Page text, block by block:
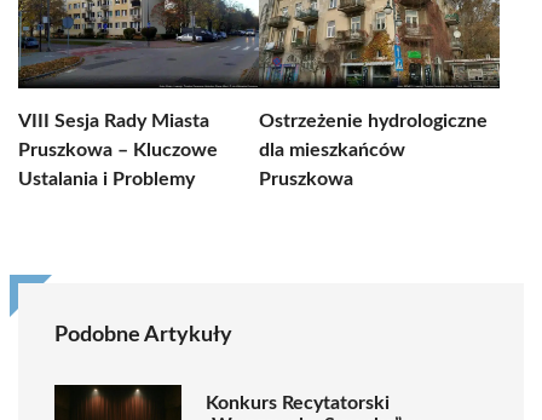
VIII Sesja Rady Miasta
Pruszkowa – Kluczowe
Ustalania i Problemy
Ostrzeżenie hydrologiczne
dla mieszkańców
Pruszkowa
Podobne Artykuły
Konkurs Recytatorski